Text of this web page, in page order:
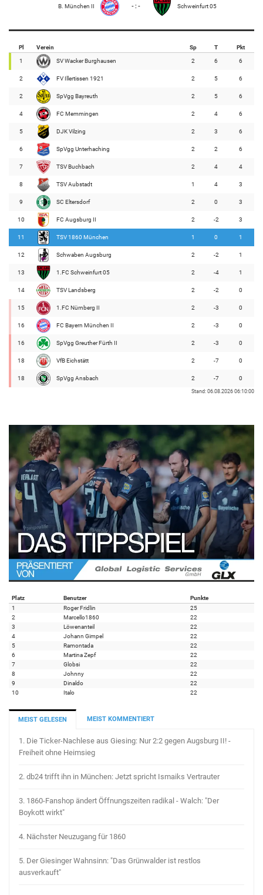
B. München II - : - Schweinfurt 05
Pl Verein Sp T Pkt
1 SV Wacker Burghausen 2 6 6
2 FV Illertissen 1921 2 5 6
2 SpVgg Bayreuth 2 5 6
4 FC Memmingen 2 4 6
5 DJK Vilzing 2 3 6
6 SpVgg Unterhaching 2 2 6
7 TSV Buchbach 2 4 4
8 TSV Aubstadt 1 4 3
9 SC Eltersdorf 2 0 3
10 FC Augsburg II 2 -2 3
11 TSV 1860 München 1 0 1
12 Schwaben Augsburg 2 -2 1
13 1.FC Schweinfurt 05 2 -4 1
14 TSV Landsberg 2 -2 0
15 1.FC Nürnberg II 2 -3 0
16 FC Bayern München II 2 -3 0
16 SpVgg Greuther Fürth II 2 -3 0
18 VfB Eichstätt 2 -7 0
18 SpVgg Ansbach 2 -7 0
Stand: 06.08.2026 06:10:00
Platz Benutzer
Punkte
1
Roger Fridlin
25
2
Marcello1860
22
3
Löwenanteil
22
4
Johann Gimpel
22
5
Ramontada
22
6
Martina Zepf
22
7
Globsi
22
8
Johnny
22
9
Dinaldo
22
10
Italo 22
MEIST GELESEN MEIST KOMMENTIERT
1. Die Ticker-Nachlese aus Giesing: Nur 2:2 gegen Augsburg II! -
Freiheit ohne Heimsieg
2. db24 trifft ihn in München: Jetzt spricht Ismaiks Vertrauter
3. 1860-Fanshop ändert Öffnungszeiten radikal - Walch: "Der
Boykott wirkt"
4. Nächster Neuzugang für 1860
5. Der Giesinger Wahnsinn: "Das Grünwalder ist restlos
ausverkauft"